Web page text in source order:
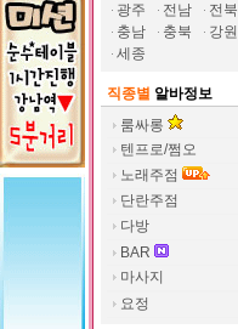
광주
전남 전북
충남
충북 강원
세종
직종별 알바정보
룸싸롱
텐프로/쩜오
노래주점
단란주점
다방
BAR
마사지
요정